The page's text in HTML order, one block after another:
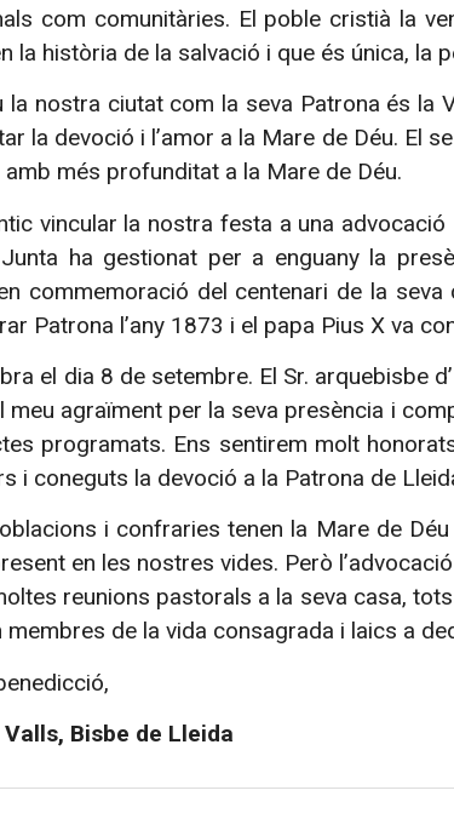
com comunitàries. El poble cristià la
la història de la salvació i que és única, la
la nostra ciutat com la seva Patrona és la
la devoció i l’amor a la Mare de Déu. El
més profunditat a la Mare de Déu.
vincular la nostra festa a una
ha gestionat per a enguany la
commemoració del centenari de la
Patrona l’any 1873 i el papa Pius X va
el dia 8 de setembre. El Sr. arquebisbe
meu agraïment per la seva presència i
programats. Ens sentirem molt
i coneguts la devoció a la Patrona de
i confraries tenen la Mare de
en les nostres vides. Però
reunions pastorals a la seva casa,
membres de la vida consagrada i laics a
Bisbe de Lleida